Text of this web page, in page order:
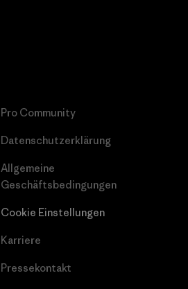
Pro Community
Datenschutzerklärung
Allgemeine
Geschäftsbedingungen
Cookie Einstellungen
Karriere
Pressekontakt